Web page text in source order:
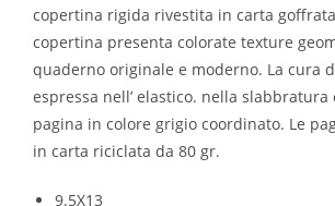
copertina rigida rivestita in carta
copertina presenta colorate texture
quaderno originale e moderno. La cura
espressa nell’ elastico. nella slabbratura
pagina in colore grigio coordinato. Le
in carta riciclata da 80 gr.
9.5X13